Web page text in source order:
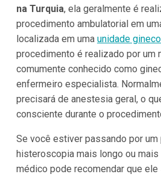
na Turquia, ela geralmente é
procedimento ambulatorial em
localizada em uma unidade
procedimento é realizado por um
comumente conhecido como
enfermeiro especialista.
precisará de anestesia geral, o
consciente durante o
Se você estiver passando por
histeroscopia mais longo ou mais
médico pode recomendar que